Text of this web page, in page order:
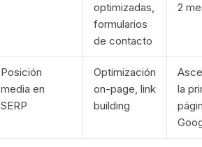
optimizadas,
formularios
de contacto
2
Posición
media en
SERP
Optimización
on-page, link
building
la